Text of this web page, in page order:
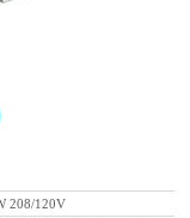
208/120V